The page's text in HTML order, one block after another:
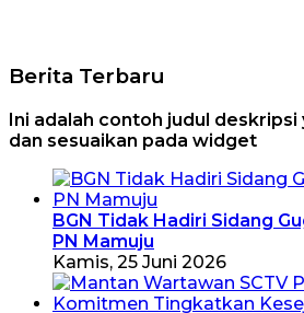
Berita Terbaru
Ini adalah contoh judul deskripsi
dan sesuaikan pada widget
BGN Tidak Hadiri Sidang
PN Mamuju
Kamis, 25 Juni 2026